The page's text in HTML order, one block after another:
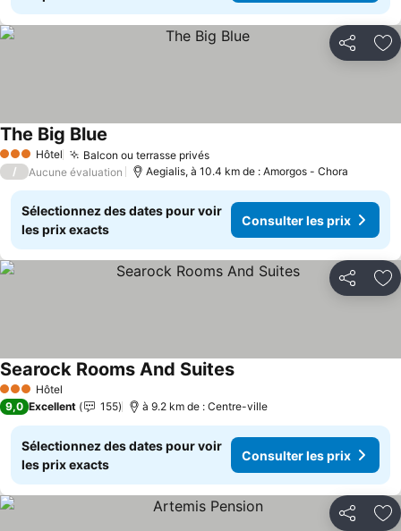
Partager
3 ÉtoilesHôtel Balcon ou terrasse privésConsulter les prix
The Big Blue
/ Aucune évaluation Aegialis, à 10.4 km de : Amorgos - Chora
Sélectionnez des dates pour voir
les prix exacts
Consulter les prix
Partager
3 ÉtoilesHôtel
Searock Rooms And SuitesConsulter les prix
9,0 Excellent 155 à 9.2 km de : Centre-ville
Sélectionnez des dates pour voir
les prix exacts
Consulter les prix
Partager